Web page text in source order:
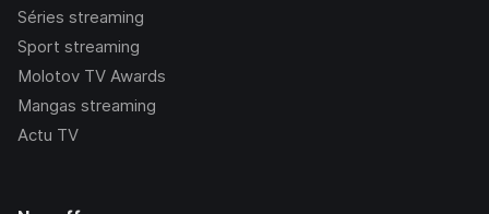
Séries streaming
Sport streaming
Molotov TV Awards
Mangas streaming
Actu TV